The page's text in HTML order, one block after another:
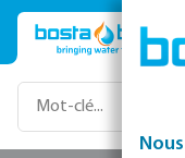
Passer au contenu